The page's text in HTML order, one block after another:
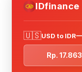
IDfinance
🇺🇸USD to IDR
Rp. 17.863